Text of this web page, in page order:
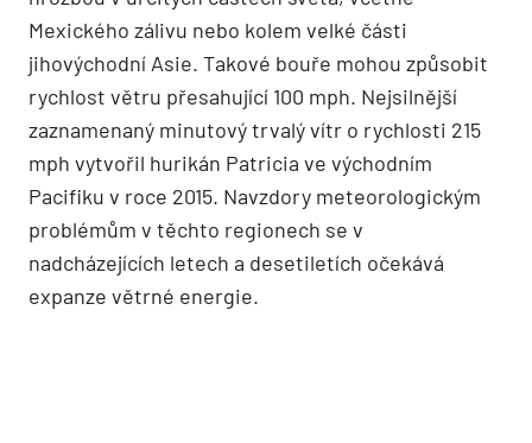
Mexického zálivu nebo kolem velké části
jihovýchodní Asie. Takové bouře mohou způsobit
rychlost větru přesahující 100 mph. Nejsilnější
zaznamenaný minutový trvalý vítr o rychlosti 215
mph vytvořil hurikán Patricia ve východním
Pacifiku v roce 2015. Navzdory meteorologickým
problémům v těchto regionech se v
nadcházejících letech a desetiletích očekává
expanze větrné energie.